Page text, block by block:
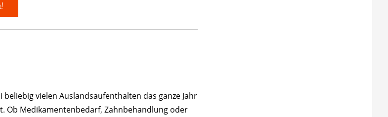
beliebig vielen Auslandsaufenthalten das ganze Jahr
Ob Medikamentenbedarf, Zahnbehandlung oder